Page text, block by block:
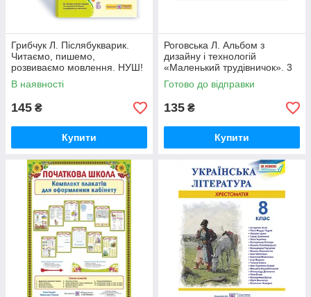
Грибчук Л. Післябукварик.
Читаємо, пишемо,
розвиваємо мовлення. НУШ!
В наявності
145 ₴
Купити
Роговська Л. Альбом з
дизайну і технологій
«Маленький трудівничок». 3
клас. НУШ
Готово до відправки
135 ₴
Купити